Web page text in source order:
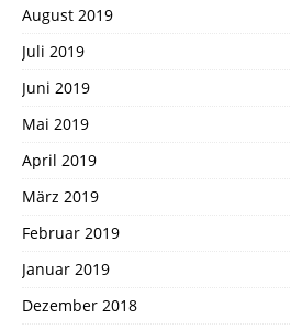
August 2019
Juli 2019
Juni 2019
Mai 2019
April 2019
März 2019
Februar 2019
Januar 2019
Dezember 2018